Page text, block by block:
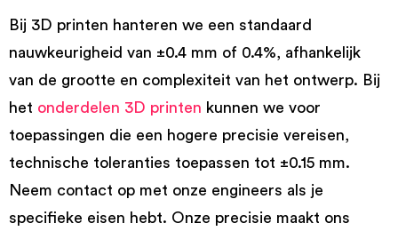
Bij 3D printen hanteren we een standaard
nauwkeurigheid van ±0.4 mm of 0.4%, afhankelijk
van de grootte en complexiteit van het ontwerp. Bij
het onderdelen 3D printen kunnen we voor
toepassingen die een hogere precisie vereisen,
technische toleranties toepassen tot ±0.15 mm.
Neem contact op met onze engineers als je
specifieke eisen hebt. Onze precisie maakt ons